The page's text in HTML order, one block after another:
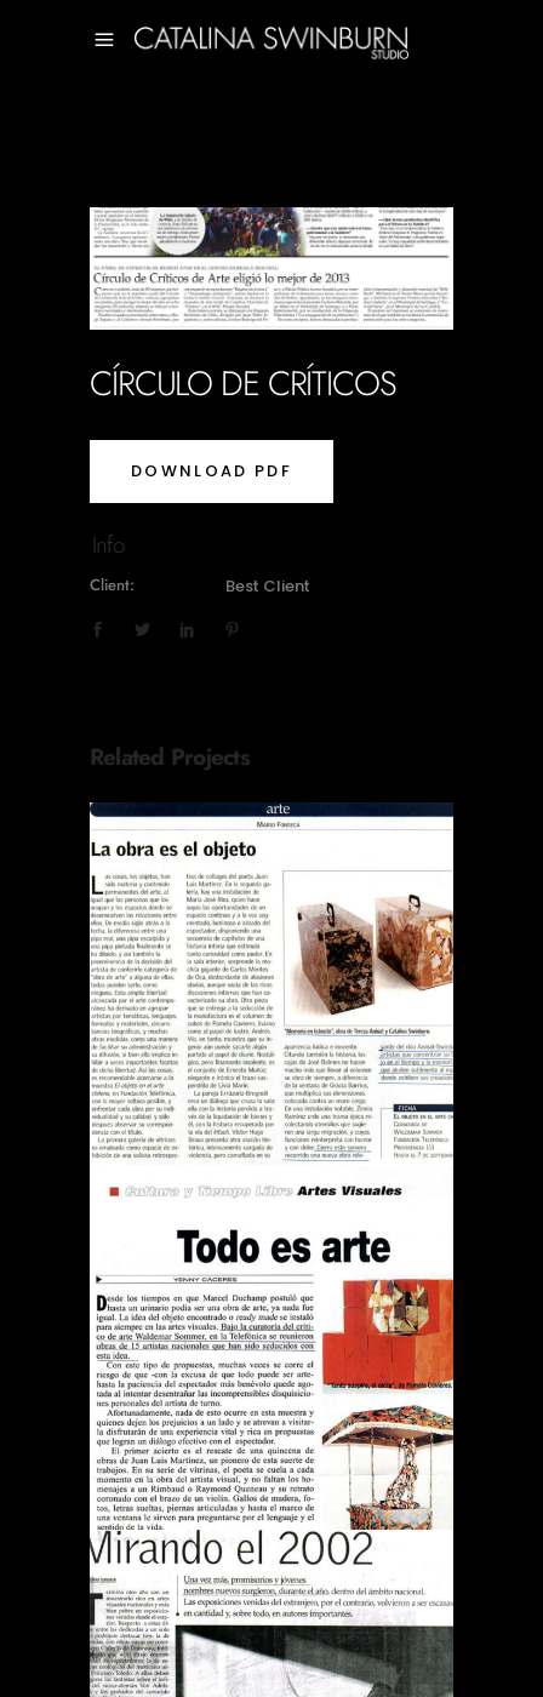
CÍRCULO DE CRÍTICOS
DOWNLOAD PDF
Info
Client: Best Client
Related Projects
REVISTA EL SÁBADO LA
OBRA ES EL OBJETO
Publications
REVISTA QUE PASA TODO
ES ARTE
Publications
DIARIO EL MERCURIO